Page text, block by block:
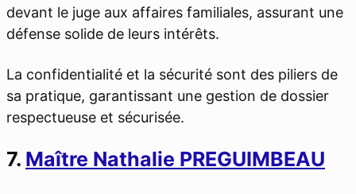
devant le juge aux affaires familiales, assurant une
défense solide de leurs intérêts.
La confidentialité et la sécurité sont des piliers de
sa pratique, garantissant une gestion de dossier
respectueuse et sécurisée.
7. Maître Nathalie PREGUIMBEAU